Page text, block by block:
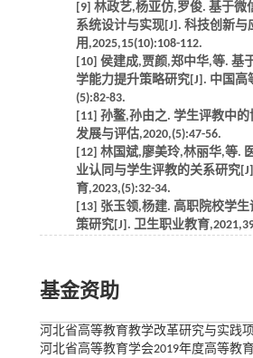
[9] 林政艺,杨亚仿,罗俊. 基于微
系统设计与实现[J]. 科技创新与
用,2025,15(10):108-112.
[10] 侯建成,贾颜,郑中华,等. 基
学能力提升策略研究[J]. 中国高
(5):82-83.
[11] 孙鳌,孙由之. 学生评教中
发展与评估,2020,(5):47-56.
[12] 林国斌,廖美玲,林丽华,等.
业认同与学生评教的关系研究
育,2023,(5):32-34.
[13] 张玉领,杨建. 高职院校学
策研究[J]. 卫生职业教育
基金资助
河北省高等教育教学改革研究与实践项
河北省高等教育学会2019年度高等教